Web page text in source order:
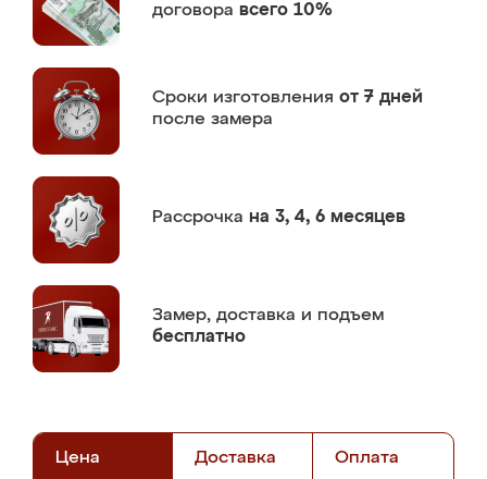
договора всего 10%
Сроки изготовления от 7 дней
после замера
Рассрочка на 3, 4, 6 месяцев
Замер, доставка и подъем
бесплатно
Цена Доставка Оплата